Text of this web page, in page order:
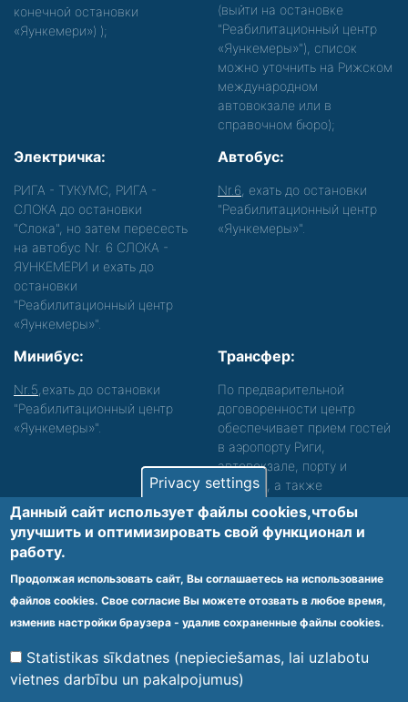
конечной остановки
«Яункемери») );
(выйти на остановке
"Реабилитационный центр
«Яункемеры»"), список
можно уточнить на Рижском
международном
автовокзале или в
справочном бюро);
Электричка:
РИГА - ТУКУМС, РИГА -
СЛОКА до остановки
"Слока", но затем пересесть
на автобус Nr. 6 СЛОКА -
ЯУНКЕМЕРИ и ехать до
остановки
"Реабилитационный центр
«Яункемеры»".
Автобус:
Nr.6 , ехать до остановки
"Реабилитационный центр
«Яункемеры»".
Минибус:
Nr.5 ,ехать до остановки
"Реабилитационный центр
«Яункемеры»".
Трансфер:
По предварительной
договоренности центр
обеспечивает прием гостей
в аэропорту Риги,
автовокзале, порту и
вокзале, а также
сопровождение. Просьба
звонить, чтобы уточнить
детали.
Обеспечиваем доступность среды для лиц с
функциональными нарушениями.
Footer
menu
Vietnes karte Noteikumi un privātuma politika
Privacy settings
Данный сайт использует файлы cookies,чтобы
улучшить и оптимизировать cвой функционал и
работу.
Продолжая использовать сайт, Вы соглашаетесь на использование
файлов cookies. Свое согласие Вы можете отозвать в любое время,
изменив настройки браузера - удалив сохраненные файлы cookies.
Statistikas sīkdatnes (nepieciešamas, lai uzlabotu
vietnes darbību un pakalpojumus)